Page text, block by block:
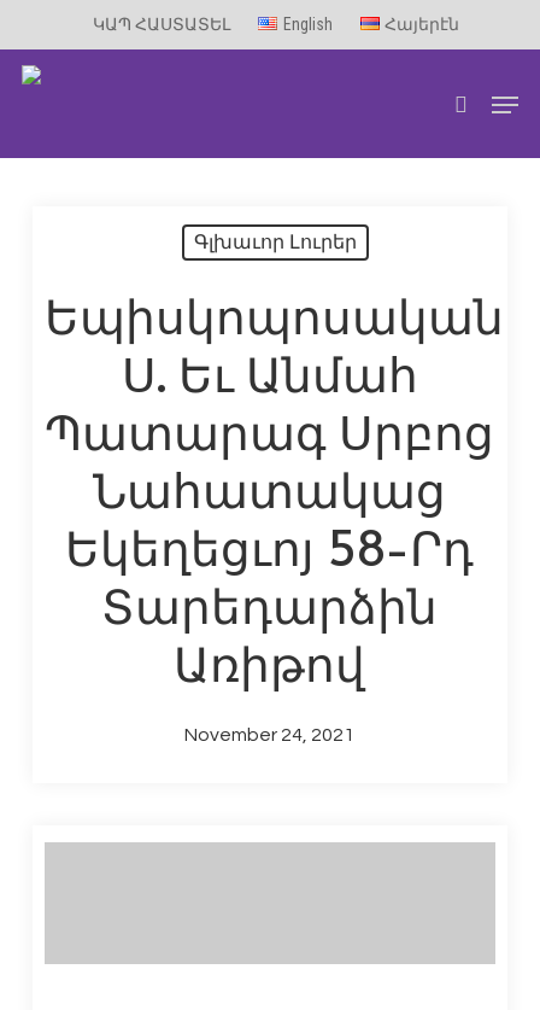
ԿԱՊ ՀԱՍՏԱՏԵԼ English Հայերէն
search
Գլխաւոր Լուրեր
Եպիսկոպոսական
Ս. Եւ Անմահ
Պատարագ Սրբոց
Նահատակաց
Եկեղեցւոյ 58-Րդ
Տարեդարձին
Առիթով
November 24, 2021